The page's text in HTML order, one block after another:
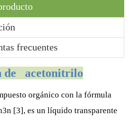
frecuentes
de acetonitrilo
orgánico con la fórmula
[3], es un líquido transparente